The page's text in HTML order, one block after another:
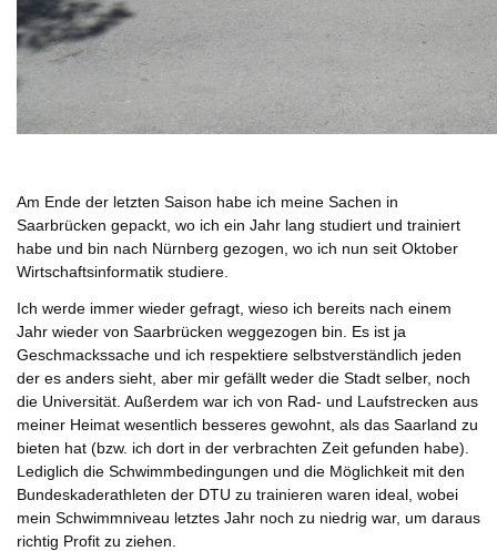
Am Ende der letzten Saison habe ich meine Sachen in
Saarbrücken gepackt, wo ich ein Jahr lang studiert und trainiert
habe und bin nach Nürnberg gezogen, wo ich nun seit Oktober
Wirtschaftsinformatik studiere.
Ich werde immer wieder gefragt, wieso ich bereits nach einem
Jahr wieder von Saarbrücken weggezogen bin. Es ist ja
Geschmackssache und ich respektiere selbstverständlich jeden
der es anders sieht, aber mir gefällt weder die Stadt selber, noch
die Universität. Außerdem war ich von Rad- und Laufstrecken aus
meiner Heimat wesentlich besseres gewohnt, als das Saarland zu
bieten hat (bzw. ich dort in der verbrachten Zeit gefunden habe).
Lediglich die Schwimmbedingungen und die Möglichkeit mit den
Bundeskaderathleten der DTU zu trainieren waren ideal, wobei
mein Schwimmniveau letztes Jahr noch zu niedrig war, um daraus
richtig Profit zu ziehen.